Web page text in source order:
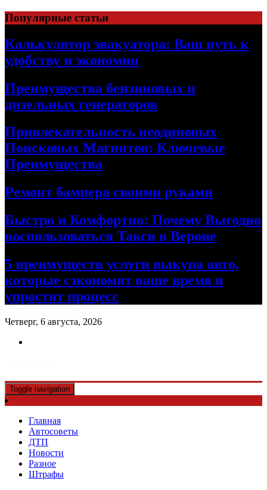
Skip
to
content
Популярные статьи
Калькулятор эвакуатора: Ваш путь к
удобству и экономии
Преимущества бензиновых и
дизельных генераторов
Привлекательность неодиновых
Поисковых Магнитов: Ключевые
Преимущества
Ремонт бампера своими руками
Быстро и Комфортно: Почему Выгодно
воспользоваться Такси в Вероне
5 преимуществ услуги выкупа авто,
которые сэкономят ваше время и
упростят процесс
Четверг, 6 августа, 2026
Toggle navigation
Главная
Автосоветы
ДТП
Новости
Разное
Штрафы